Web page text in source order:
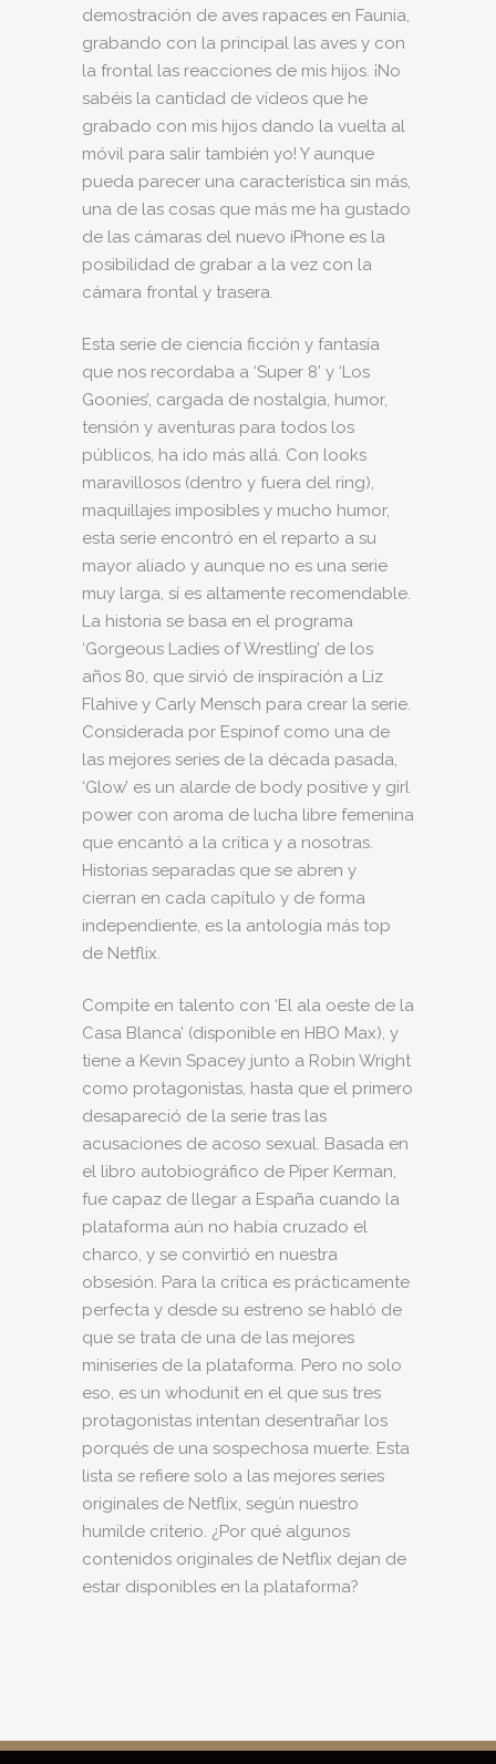
demostración de aves rapaces en Faunia,
grabando con la principal las aves y con
la frontal las reacciones de mis hijos. ¡No
sabéis la cantidad de vídeos que he
grabado con mis hijos dando la vuelta al
móvil para salir también yo! Y aunque
pueda parecer una característica sin más,
una de las cosas que más me ha gustado
de las cámaras del nuevo iPhone es la
posibilidad de grabar a la vez con la
cámara frontal y trasera.
Esta serie de ciencia ficción y fantasía
que nos recordaba a ‘Super 8’ y ‘Los
Goonies’, cargada de nostalgia, humor,
tensión y aventuras para todos los
públicos, ha ido más allá. Con looks
maravillosos (dentro y fuera del ring),
maquillajes imposibles y mucho humor,
esta serie encontró en el reparto a su
mayor aliado y aunque no es una serie
muy larga, sí es altamente recomendable.
La historia se basa en el programa
‘Gorgeous Ladies of Wrestling’ de los
años 80, que sirvió de inspiración a Liz
Flahive y Carly Mensch para crear la serie.
Considerada por Espinof como una de
las mejores series de la década pasada,
‘Glow’ es un alarde de body positive y girl
power con aroma de lucha libre femenina
que encantó a la crítica y a nosotras.
Historias separadas que se abren y
cierran en cada capítulo y de forma
independiente, es la antología más top
de Netflix.
Compite en talento con ‘El ala oeste de la
Casa Blanca’ (disponible en HBO Max), y
tiene a Kevin Spacey junto a Robin Wright
como protagonistas, hasta que el primero
desapareció de la serie tras las
acusaciones de acoso sexual. Basada en
el libro autobiográfico de Piper Kerman,
fue capaz de llegar a España cuando la
plataforma aún no había cruzado el
charco, y se convirtió en nuestra
obsesión. Para la crítica es prácticamente
perfecta y desde su estreno se habló de
que se trata de una de las mejores
miniseries de la plataforma. Pero no solo
eso, es un whodunit en el que sus tres
protagonistas intentan desentrañar los
porqués de una sospechosa muerte. Esta
lista se refiere solo a las mejores series
originales de Netflix, según nuestro
humilde criterio. ¿Por qué algunos
contenidos originales de Netflix dejan de
estar disponibles en la plataforma?